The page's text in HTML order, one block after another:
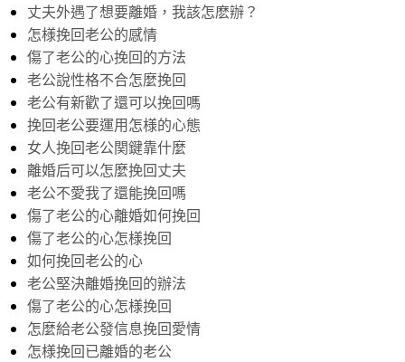
丈夫外遇了想要離婚，我該怎麽辦？
怎様挽回老公的感情
傷了老公的心挽回的方法
老公說性格不合怎麼挽回
老公有新歡了還可以挽回嗎
挽回老公要運用怎様的心態
女人挽回老公関鍵靠什麼
離婚后可以怎麼挽回丈夫
老公不愛我了還能挽回嗎
傷了老公的心離婚如何挽回
傷了老公的心怎様挽回
如何挽回老公的心
老公堅決離婚挽回的辦法
傷了老公的心怎様挽回
怎麼給老公發信息挽回愛情
怎様挽回已離婚的老公